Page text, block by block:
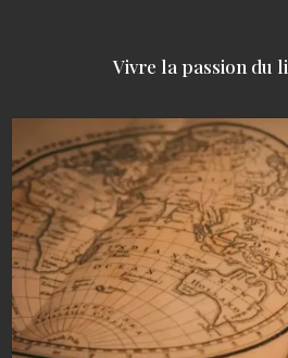
Vivre la passion du